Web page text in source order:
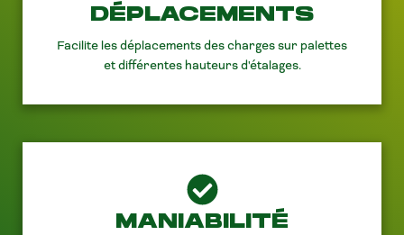
DÉPLACEMENTS
Facilite les déplacements des charges sur palettes
et différentes hauteurs d'étalages.
MANIABILITÉ